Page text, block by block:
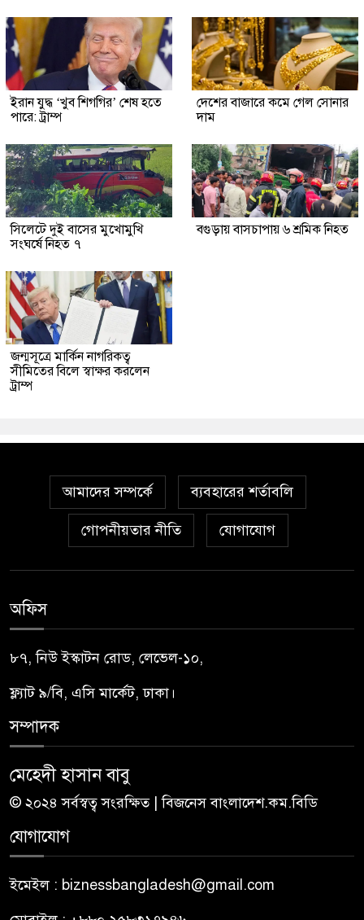
ইরান যুদ্ধ ‘খুব শিগগির’ শেষ হতে
পারে: ট্রাম্প
দেশের বাজারে কমে গেল সোনার
দাম
সিলেটে দুই বাসের মুখোমুখি
সংঘর্ষে নিহত ৭
বগুড়ায় বাসচাপায় ৬ শ্রমিক নিহত
জন্মসূত্রে মার্কিন নাগরিকত্ব
সীমিতের বিলে স্বাক্ষর করলেন
ট্রাম্প
আমাদের সম্পর্কে ব্যবহারের শর্তাবলি
গোপনীয়তার নীতি যোগাযোগ
অফিস
৮৭, নিউ ইস্কাটন রোড, লেভেল-১০,
ফ্ল্যাট ৯/বি, এসি মার্কেট, ঢাকা।
সম্পাদক
মেহেদী হাসান বাবু
© ২০২৪ সর্বস্বত্ব সংরক্ষিত | বিজনেস বাংলাদেশ.কম.বিডি
যোগাযোগ
ইমেইল : biznessbangladesh@gmail.com